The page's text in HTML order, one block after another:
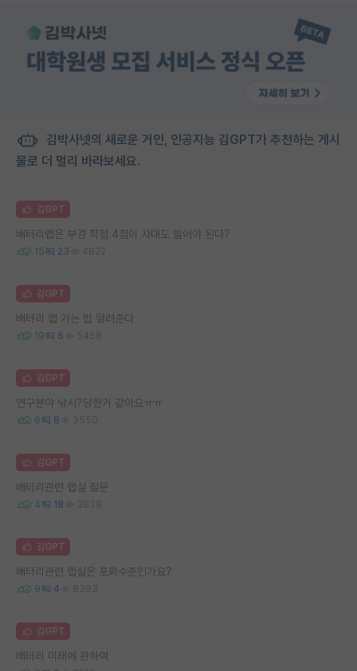
김박사넷의 새로운 거인, 인공지능 김GPT가 추천하는 게시
물로 더 멀리 바라보세요.
김GPT
배터리랩은 부경 학점 4점이 자대도 빌어야 된다?
15 23 4822
김GPT
배터리 랩 가는 법 알려준다
19 6 5458
김GPT
연구분야 낚시?당한거 같아요ㅠㅠ
6 8 3550
김GPT
배터리관련 랩실 질문
4 18 3838
김GPT
배터리관련 랩실은 포화수준인가요?
9 4 8393
김GPT
배터리 미래에 관하여